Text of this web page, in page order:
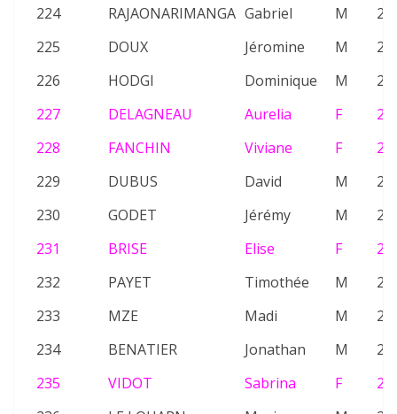
224
RAJAONARIMANGA Gabriel M
225
DOUX Jéromine M
226
HODGI Dominique M
227
DELAGNEAU Aurelia F
228
FANCHIN Viviane F
229
DUBUS David M
230
GODET Jérémy M
231
BRISE Elise F
232
PAYET Timothée M
233
MZE Madi M
234
BENATIER Jonathan M
235
VIDOT Sabrina F